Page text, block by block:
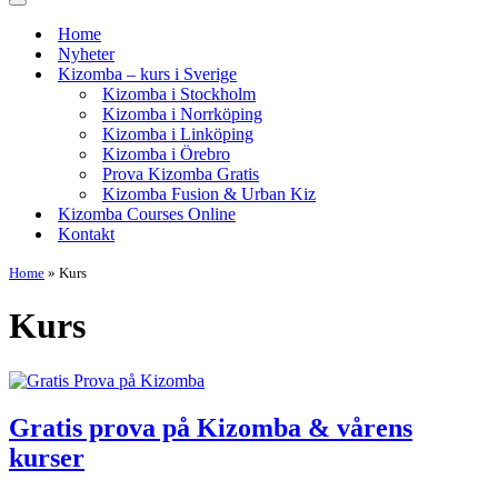
Navigeringsmeny
Home
Nyheter
Kizomba – kurs i Sverige
Kizomba i Stockholm
Kizomba i Norrköping
Kizomba i Linköping
Kizomba i Örebro
Prova Kizomba Gratis
Kizomba Fusion & Urban Kiz
Kizomba Courses Online
Kontakt
Home » Kurs
Kurs
Gratis prova på Kizomba & vårens
kurser